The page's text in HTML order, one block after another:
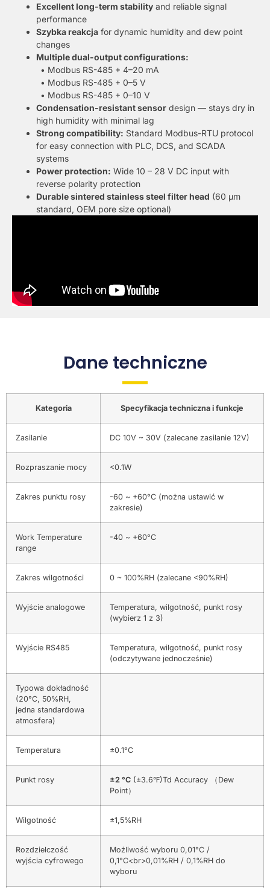
Excellent long-term stability and reliable signal
performance
Szybka reakcja for dynamic humidity and dew point
changes
Multiple dual-output configurations:
• Modbus RS-485 + 4–20 mA
• Modbus RS-485 + 0–5 V
• Modbus RS-485 + 0–10 V
Condensation-resistant sensor design — stays dry in
high humidity with minimal lag
Strong compatibility: Standard Modbus-RTU protocol
for easy connection with PLC, DCS, and SCADA
systems
Power protection: Wide 10 – 28 V DC input with
reverse polarity protection
Durable sintered stainless steel filter head (60 µm
standard, OEM pore size optional)
Dane techniczne
Kategoria Specyfikacja techniczna i funkcje
Zasilanie DC 10V ~ 30V (zalecane zasilanie 12V)
Rozpraszanie mocy <0.1W
Zakres punktu rosy
-60 ~ +60°C (można ustawić w
zakresie)
Work Temperature
range
-40 ~ +60°C
Zakres wilgotności 0 ~ 100%RH (zalecane <90%RH)
Wyjście analogowe
Temperatura, wilgotność, punkt rosy
(wybierz 1 z 3)
Wyjście RS485
Temperatura, wilgotność, punkt rosy
(odczytywane jednocześnie)
Typowa dokładność
(20°C, 50%RH,
jedna standardowa
atmosfera)
Temperatura ±0.1°C
Punkt rosy ±2 °C (±3.6℉)Td Accuracy （Dew
Point）
Wilgotność ±1,5%RH
Rozdzielczość
wyjścia cyfrowego
Możliwość wyboru 0,01°C /
0,1°C<br>0,01%RH / 0,1%RH do
wyboru